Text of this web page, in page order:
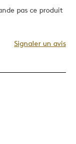
pas ce produit
Signaler un avis